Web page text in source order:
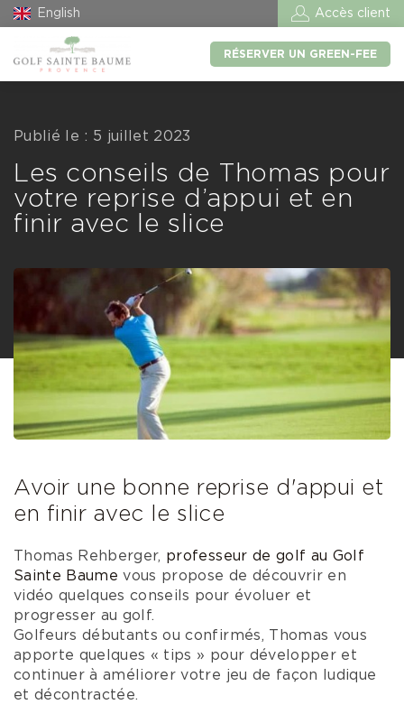
English Accès client
RÉSERVER UN GREEN-FEE
Publié le : 5 juillet 2023
Les conseils de Thomas pour
votre reprise d’appui et en
finir avec le slice
Avoir une bonne reprise d'appui et
en finir avec le slice
Thomas Rehberger, professeur de golf au Golf
Sainte Baume vous propose de découvrir en
vidéo quelques conseils pour évoluer et
progresser au golf.
Golfeurs débutants ou confirmés, Thomas vous
apporte quelques « tips » pour développer et
continuer à améliorer votre jeu de façon ludique
et décontractée.